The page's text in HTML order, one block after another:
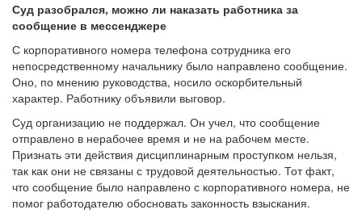
Суд разобрался, можно ли наказать работника за
сообщение в мессенджере
С корпоративного номера телефона сотрудника его
непосредственному начальнику было направлено сообщение.
Оно, по мнению руководства, носило оскорбительный
характер. Работнику объявили выговор.
Суд организацию не поддержал. Он учел, что сообщение
отправлено в нерабочее время и не на рабочем месте.
Признать эти действия дисциплинарным проступком нельзя,
так как они не связаны с трудовой деятельностью. Тот факт,
что сообщение было направлено с корпоративного номера, не
помог работодателю обосновать законность взыскания.